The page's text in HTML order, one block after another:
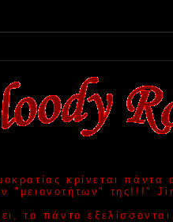
κρίνεται
"μειονοτήτων" της!!!"
τα πάντα